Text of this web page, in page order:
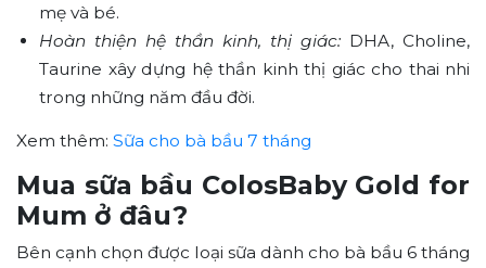
mẹ và bé.
Hoàn thiện hệ thần kinh, thị giác: DHA, Choline,
Taurine xây dựng hệ thần kinh thị giác cho thai nhi
trong những năm đầu đời.
Xem thêm: Sữa cho bà bầu 7 tháng
Mua sữa bầu ColosBaby Gold for
Mum ở đâu?
Bên cạnh chọn được loại sữa dành cho bà bầu 6 tháng